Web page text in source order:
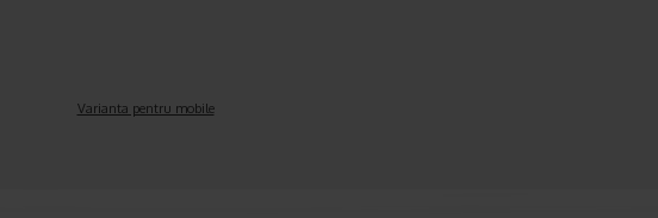
Varianta pentru mobile